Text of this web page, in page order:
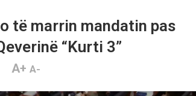
të marrin mandatin pas
“Kurti 3”
A+ A-